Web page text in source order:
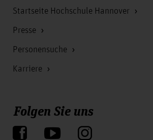
Startseite Hochschule Hannover
Presse
Personensuche
Karriere
Folgen Sie uns